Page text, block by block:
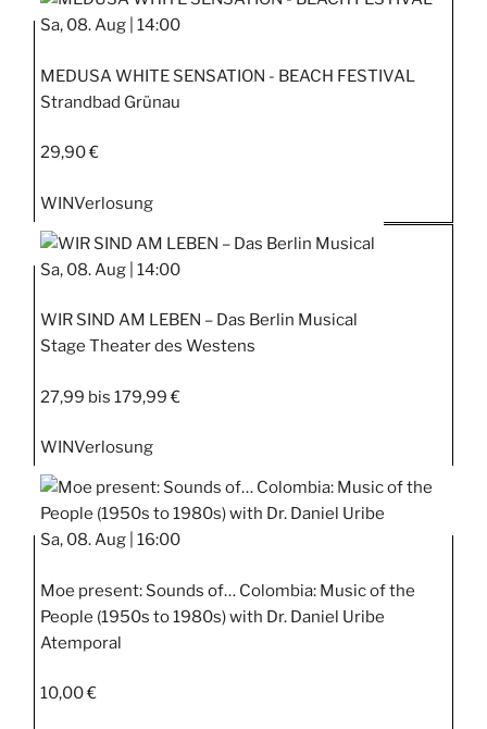
Sa, 08. Aug | 14:00
MEDUSA WHITE SENSATION - BEACH FESTIVAL
Strandbad Grünau
29,90 €
WINVerlosung
Sa, 08. Aug | 14:00
WIR SIND AM LEBEN – Das Berlin Musical
Stage Theater des Westens
27,99 bis 179,99 €
WINVerlosung
Sa, 08. Aug | 16:00
Moe present: Sounds of… Colombia: Music of the
People (1950s to 1980s) with Dr. Daniel Uribe
Atemporal
10,00 €